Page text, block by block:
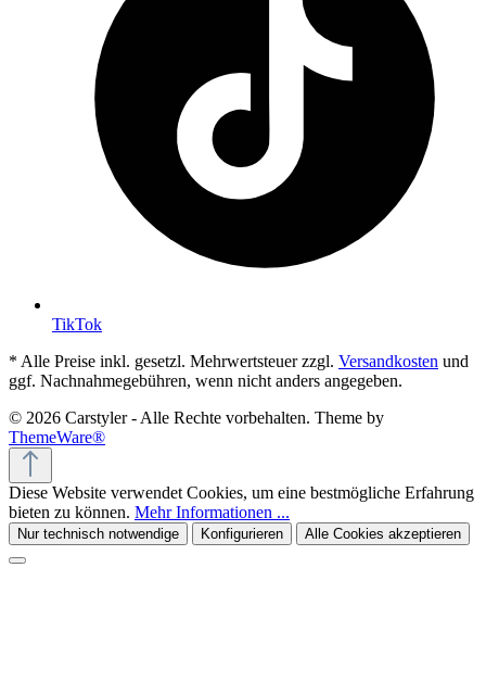
TikTok
* Alle Preise inkl. gesetzl. Mehrwertsteuer zzgl. Versandkosten und
ggf. Nachnahmegebühren, wenn nicht anders angegeben.
© 2026 Carstyler - Alle Rechte vorbehalten. Theme by
ThemeWare®
Diese Website verwendet Cookies, um eine bestmögliche Erfahrung
bieten zu können. Mehr Informationen ...
Nur technisch notwendige Konfigurieren Alle Cookies akzeptieren